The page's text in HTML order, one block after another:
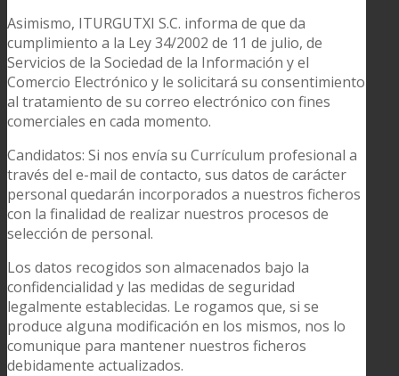
Asimismo, ITURGUTXI S.C. informa de que da
cumplimiento a la Ley 34/2002 de 11 de julio, de
Servicios de la Sociedad de la Información y el
Comercio Electrónico y le solicitará su consentimiento
al tratamiento de su correo electrónico con fines
comerciales en cada momento.
Candidatos: Si nos envía su Currículum profesional a
través del e-mail de contacto, sus datos de carácter
personal quedarán incorporados a nuestros ficheros
con la finalidad de realizar nuestros procesos de
selección de personal.
Los datos recogidos son almacenados bajo la
confidencialidad y las medidas de seguridad
legalmente establecidas. Le rogamos que, si se
produce alguna modificación en los mismos, nos lo
comunique para mantener nuestros ficheros
debidamente actualizados.